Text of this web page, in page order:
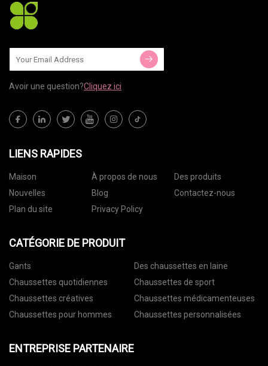
Avoir une question?Cliquez ici
LIENS RAPIDES
Maison À propos de nous
Des produits
Nouvelles
Blog
Contactez-nous
Plan du site
Privacy Policy
CATÉGORIE DE PRODUIT
Gants
Des chaussettes en laine
Chaussettes quotidiennes
Chaussettes de sport
Chaussettes créatives
Chaussettes médicamenteuses
Chaussettes pour hommes
Chaussettes personnalisées
ENTREPRISE PARTENAIRE